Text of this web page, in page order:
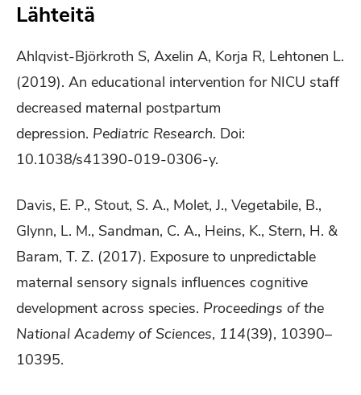
Lähteitä
Ahlqvist-Björkroth S, Axelin A, Korja R, Lehtonen L.
(2019). An educational intervention for NICU staff
decreased maternal postpartum
depression. Pediatric Research. Doi:
10.1038/s41390-019-0306-y.
Davis, E. P., Stout, S. A., Molet, J., Vegetabile, B.,
Glynn, L. M., Sandman, C. A., Heins, K., Stern, H. &
Baram, T. Z. (2017). Exposure to unpredictable
maternal sensory signals influences cognitive
development across species. Proceedings of the
National Academy of Sciences, 114(39), 10390–
10395.